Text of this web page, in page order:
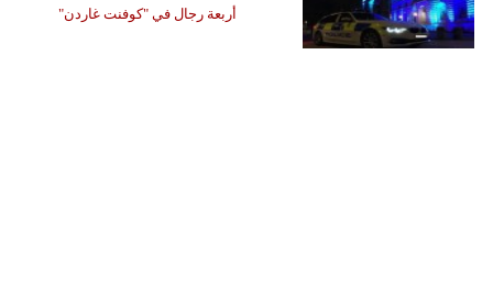
أربعة رجال في "كوفنت غاردن"